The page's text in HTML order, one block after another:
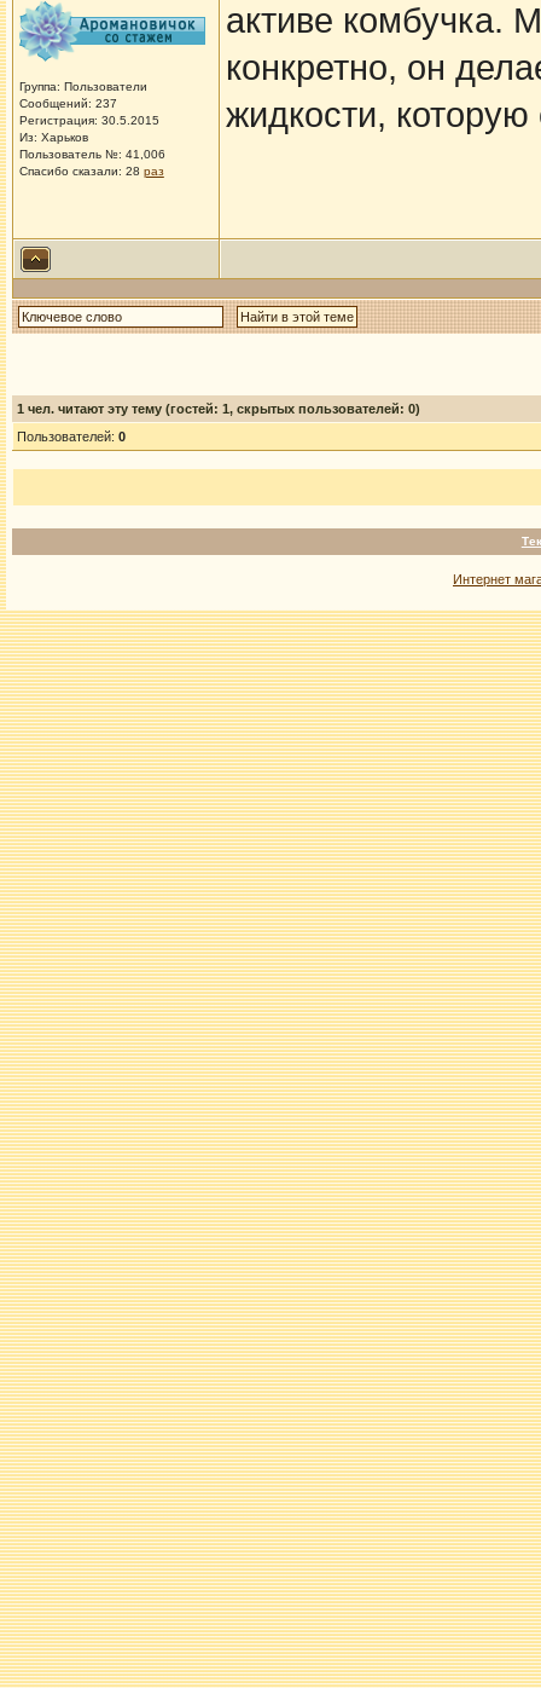
Группа: Пользователи
Сообщений: 237
Регистрация: 30.5.2015
Из: Харьков
Пользователь №: 41,006
Спасибо сказали: 28 раз
активе комбучка.
конкретно, он
жидкости, которую
1 чел. читают эту тему (гостей: 1, скрытых пользователей: 0)
Пользователей: 0
Интернет